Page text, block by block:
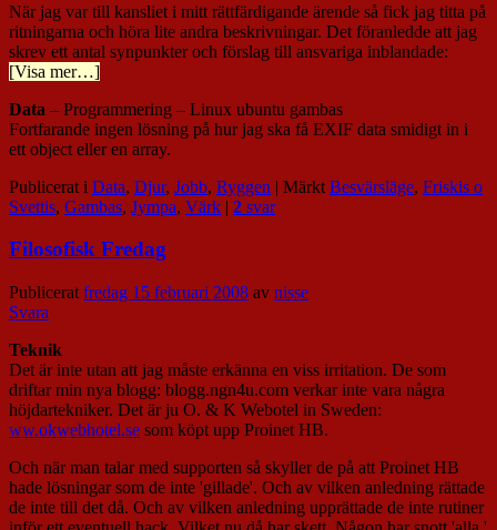
När jag var till kansliet i mitt rättfärdigande ärende så fick jag titta på
ritningarna och höra lite andra beskrivningar. Det föranledde att jag
skrev ett antal synpunkter och förslag till ansvariga inblandade:
[Visa mer…]
Data – Programmering – Linux ubuntu gambas
Fortfarande ingen lösning på hur jag ska få EXIF data smidigt in i
ett object eller en array.
Publicerat i Data, Djur, Jobb, Ryggen | Märkt Besvärsläge, Friskis o
Svettis, Gambas, Jympa, Värk | 2 svar
Filosofisk Fredag
Publicerat fredag 15 februari 2008 av nisse
Svara
Teknik
Det är inte utan att jag måste erkänna en viss irritation. De som
driftar min nya blogg: blogg.ngn4u.com verkar inte vara några
höjdartekniker. Det är ju O. & K Webotel in Sweden:
ww.okwebhotel.se som köpt upp Proinet HB.
Och när man talar med supporten så skyller de på att Proinet HB
hade lösningar som de inte 'gillade'. Och av vilken anledning rättade
de inte till det då. Och av vilken anledning upprättade de inte rutiner